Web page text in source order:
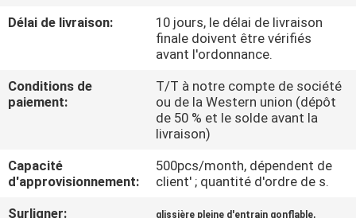
SITE
Délai de livraison:
10 jours, le délai de livraison
finale doivent être vérifiés
avant l'ordonnance.
Conditions de
paiement:
T/T à notre compte de société
ou de la Western union (dépôt
de 50 % et le solde avant la
livraison)
Capacité
d'approvisionnement:
500pcs/month, dépendent de
client' ; quantité d'ordre de s.
Surligner:
glissière pleine d'entrain gonflable,